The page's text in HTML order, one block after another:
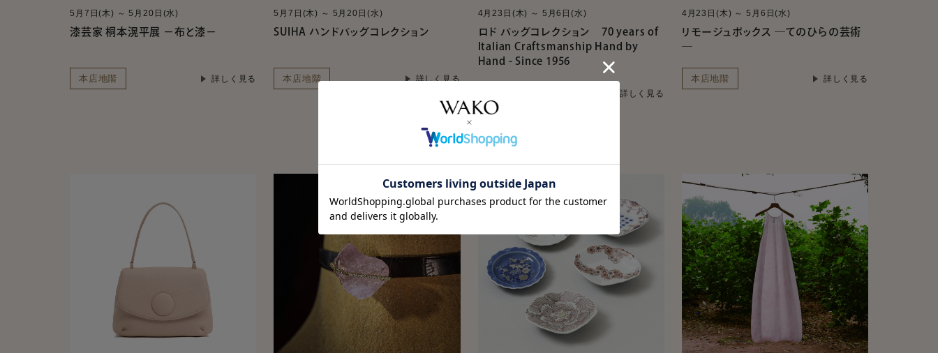
漆芸家 桐本滉平展 －布と漆－
5月7日(木) ～ 5月20日(水)
本店地階 詳しく見る
SUIHA ハンドバッグコレクション
5月7日(木) ～ 5月20日(水)
本店地階 詳しく見る
ロド バッグコレクション 70 years of
Italian Craftsmanship Hand by
Hand - Since 1956
4月23日(木) ～ 5月6日(水)
詳しく見る
リモージュボックス ―てのひらの芸術
―
4月23日(木) ～ 5月6日(水)
本店地階 詳しく見る